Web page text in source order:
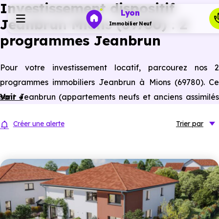
Lyon
Immobilier Neuf
Investir
Ressources
Financer
Investissement dispositif
Jeanbrun Mions (69780) : 2
programmes Jeanbrun
Pour votre investissement locatif, parcourez nos 2
programmes immobiliers Jeanbrun à Mions (69780). Ce
sont Jeanbrun (appartements neufs et anciens assimilés
Voir +
Créer une alerte Trier par